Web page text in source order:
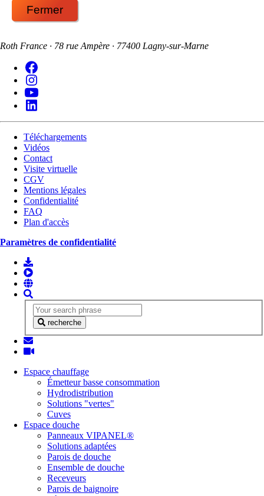
Fermer
Roth France · 78 rue Ampère · 77400 Lagny-sur-Marne
Téléchargements
Vidéos
Contact
Visite virtuelle
CGV
Mentions légales
Confidentialité
FAQ
Plan d'accès
Paramètres de confidentialité
recherche
Espace chauffage
Émetteur basse consommation
Hydrodistribution
Solutions "vertes"
Cuves
Espace douche
Panneaux VIPANEL®
Solutions adaptées
Parois de douche
Ensemble de douche
Receveurs
Parois de baignoire